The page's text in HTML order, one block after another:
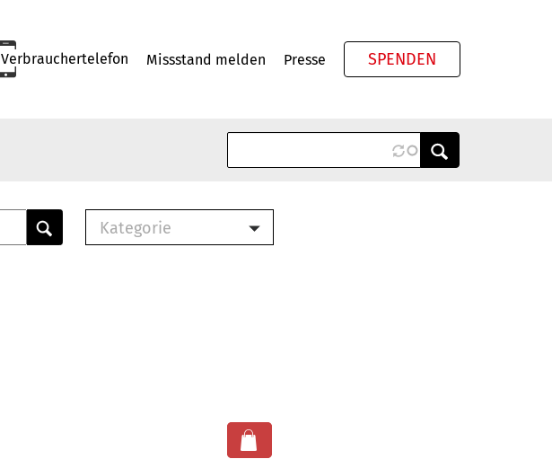
Verbrauchertelefon Missstand melden Presse SPENDEN
Kategorie